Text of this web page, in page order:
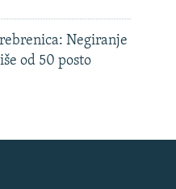
Negiranje
od 50 posto